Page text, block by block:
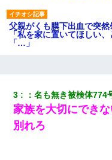
父親がくも膜下出血で突
「私を家に置いてほしい
「…」
妻と同居し始めたときか
い？音楽聞こえる」と言
3 ：名も無き被検体774
家族を大切にでき
別れろ